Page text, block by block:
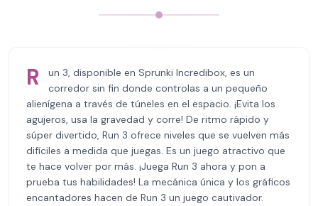
R
un 3, disponible en Sprunki Incredibox, es un
corredor sin fin donde controlas a un pequeño
alienígena a través de túneles en el espacio. ¡Evita los
agujeros, usa la gravedad y corre! De ritmo rápido y
súper divertido, Run 3 ofrece niveles que se vuelven más
difíciles a medida que juegas. Es un juego atractivo que
te hace volver por más. ¡Juega Run 3 ahora y pon a
prueba tus habilidades! La mecánica única y los gráficos
encantadores hacen de Run 3 un juego cautivador.